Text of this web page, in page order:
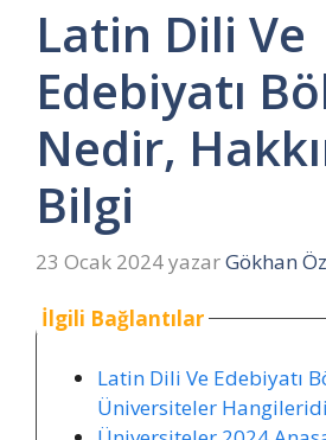
Latin Dili Ve
Edebiyatı
Nedir,
Bilgi
23 Ocak 2024yazarGökhan Öz
İlgili Bağlantılar
Latin Dili Ve Edebiyatı
Üniversiteler